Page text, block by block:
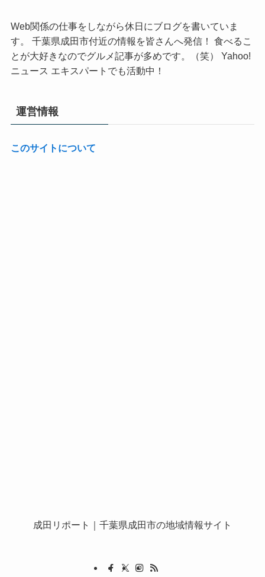
Web関係の仕事をしながら休日にブログを書いていま
す。 千葉県成田市付近の情報を皆さんへ発信！ 食べるこ
とが大好きなのでグルメ記事が多めです。（笑） Yahoo!
ニュース エキスパートでも活動中！
運営情報
このサイトについて
成田リポート ｜千葉県成田市の地域情報サイト